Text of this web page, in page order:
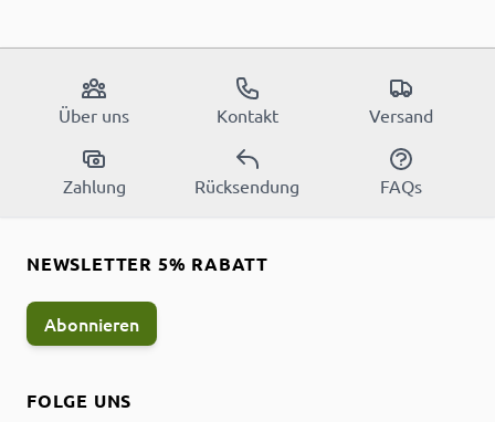
Über uns Kontakt Versand
Zahlung Rücksendung FAQs
FOLGE UNS
NEWSLETTER 5% RABATT
Abonnieren